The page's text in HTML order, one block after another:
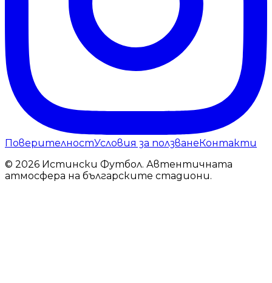
ПоверителностУсловия за ползванеКонтакти
© 2026 Истински Футбол. Автентичната
атмосфера на българските стадиони.